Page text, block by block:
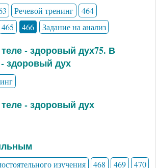
Речевой тренинг
464
465 466 Задание на анализ
- здоровый дух75. В
здоровый дух
- здоровый дух
изучения 468 469
470